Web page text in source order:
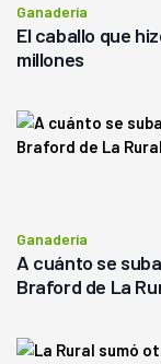
Ganadería
El caballo que
millones
Ganadería
A cuánto se
Braford de La